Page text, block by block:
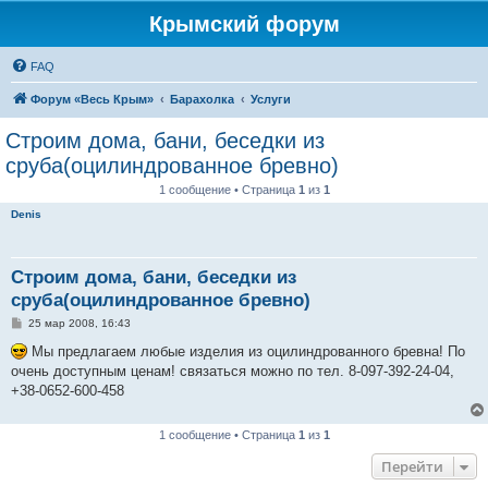
Крымский форум
FAQ
Форум «Весь Крым» Барахолка Услуги
Строим дома, бани, беседки из
сруба(оцилиндрованное бревно)
1 сообщение • Страница 1 из 1
Denis
Строим дома, бани, беседки из
сруба(оцилиндрованное бревно)
С
о
б
щ
е
е
25 мар 2008, 16:43
Мы предлагаем любые изделия из оцилиндрованного бревна! По
очень доступным ценам! связаться можно по тел. 8-097-392-24-04,
+38-0652-600-458
1 сообщение • Страница 1 из 1
Перейти